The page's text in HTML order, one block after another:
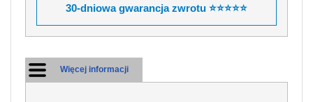
30-dniowa gwarancja zwrotu ⭐⭐⭐⭐⭐
Więcej informacji